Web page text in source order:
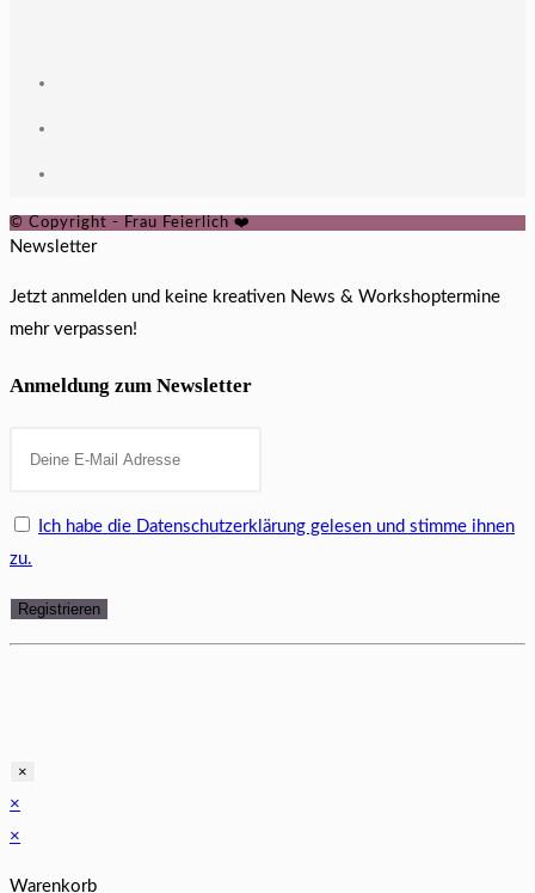
© Copyright - Frau Feierlich ❤️
Newsletter
Jetzt anmelden und keine kreativen News & Workshoptermine
mehr verpassen!
Anmeldung zum Newsletter
Ich habe die Datenschutzerklärung gelesen und stimme ihnen
zu.
×
×
×
Warenkorb